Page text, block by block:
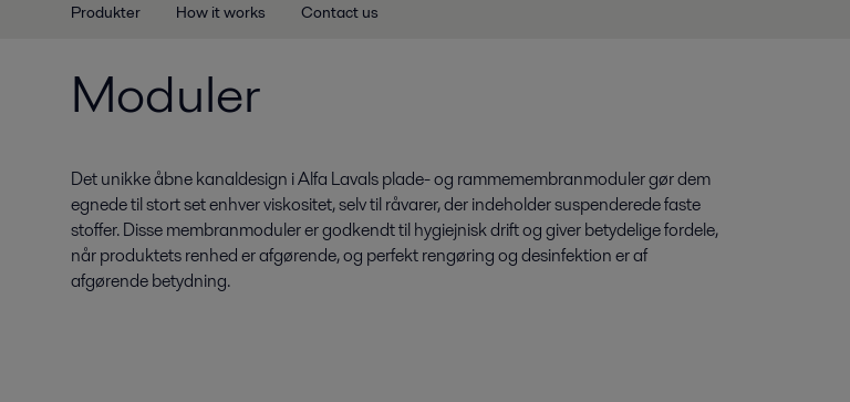
Produkter How it works Contact us
Moduler
Det unikke åbne kanaldesign i Alfa Lavals plade- og rammemembranmoduler gør dem
egnede til stort set enhver viskositet, selv til råvarer, der indeholder suspenderede faste
stoffer. Disse membranmoduler er godkendt til hygiejnisk drift og giver betydelige fordele,
når produktets renhed er afgørende, og perfekt rengøring og desinfektion er af
afgørende betydning.